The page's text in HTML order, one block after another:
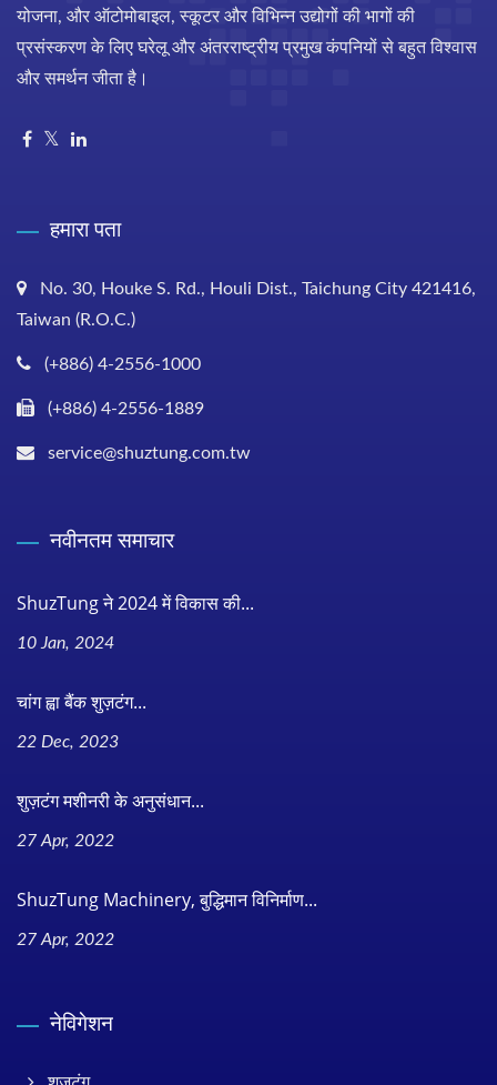
योजना, और ऑटोमोबाइल, स्कूटर और विभिन्न उद्योगों की भागों की
प्रसंस्करण के लिए घरेलू और अंतरराष्ट्रीय प्रमुख कंपनियों से बहुत विश्वास
और समर्थन जीता है।
हमारा पता
No. 30, Houke S. Rd., Houli Dist., Taichung City 421416,
Taiwan (R.O.C.)
(+886) 4-2556-1000
(+886) 4-2556-1889
service@shuztung.com.tw
नवीनतम समाचार
ShuzTung ने 2024 में विकास की...
10 Jan, 2024
चांग ह्वा बैंक शुज़टंग...
22 Dec, 2023
शुज़टंग मशीनरी के अनुसंधान...
27 Apr, 2022
ShuzTung Machinery, बुद्धिमान विनिर्माण...
27 Apr, 2022
नेविगेशन